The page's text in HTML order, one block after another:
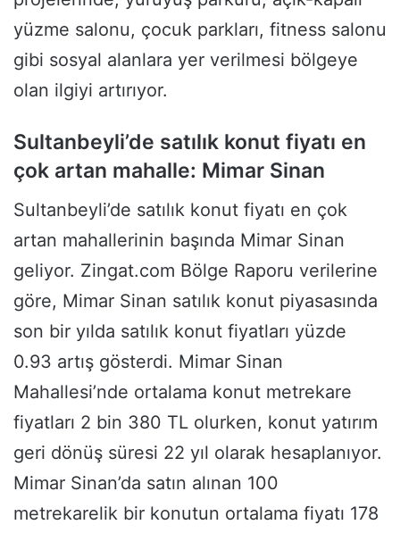
yüzme salonu, çocuk parkları, fitness salonu
gibi sosyal alanlara yer verilmesi bölgeye
olan ilgiyi artırıyor.
Sultanbeyli’de satılık konut fiyatı en
çok artan mahalle: Mimar Sinan
Sultanbeyli’de satılık konut fiyatı en çok
artan mahallerinin başında Mimar Sinan
geliyor. Zingat.com Bölge Raporu verilerine
göre, Mimar Sinan satılık konut piyasasında
son bir yılda satılık konut fiyatları yüzde
0.93 artış gösterdi. Mimar Sinan
Mahallesi’nde ortalama konut metrekare
fiyatları 2 bin 380 TL olurken, konut yatırım
geri dönüş süresi 22 yıl olarak hesaplanıyor.
Mimar Sinan’da satın alınan 100
metrekarelik bir konutun ortalama fiyatı 178